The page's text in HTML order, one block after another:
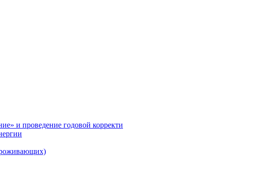
и проведение годовой корректи